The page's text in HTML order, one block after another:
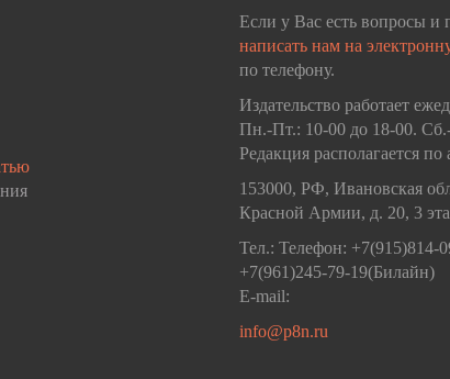
Если у Вас есть вопросы
написать нам на
по телефону.
Издательство работает
Пн.-Пт.: 10-00 до 18-00.
Редакция располагается по
153000, РФ, Ивановская
Красной Армии, д. 20, 3
Тел.: Телефон:
+7(961)245-79-19(Билайн)
E-mail:
info@p8n.ru